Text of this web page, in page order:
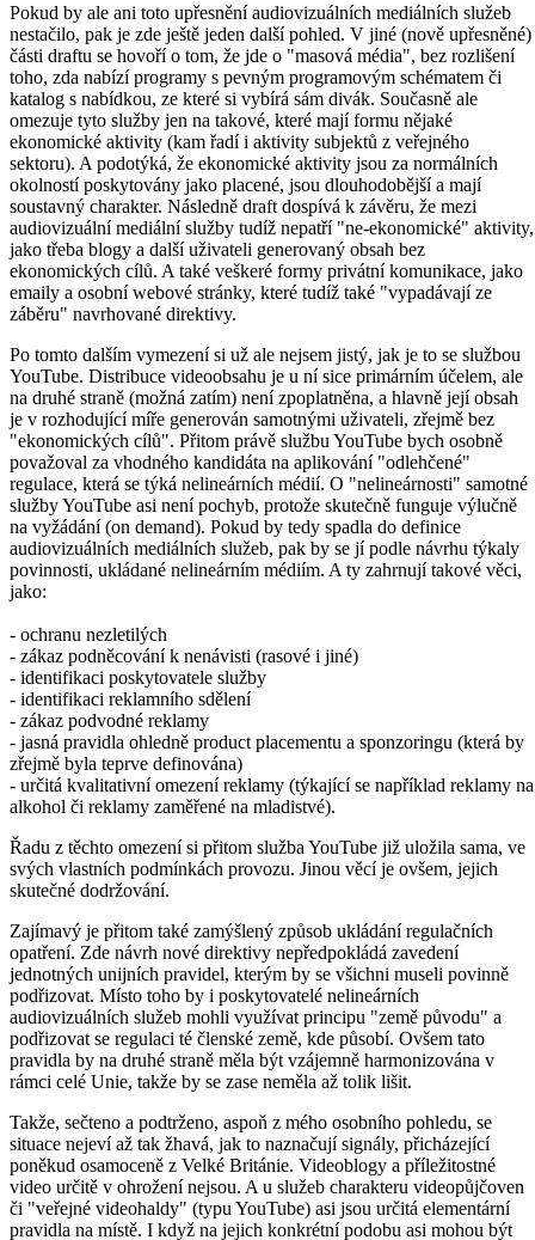
Pokud by ale ani toto upřesnění audiovizuálních mediálních služeb
nestačilo, pak je zde ještě jeden další pohled. V jiné (nově upřesněné)
části draftu se hovoří o tom, že jde o "masová média", bez rozlišení
toho, zda nabízí programy s pevným programovým schématem či
katalog s nabídkou, ze které si vybírá sám divák. Současně ale
omezuje tyto služby jen na takové, které mají formu nějaké
ekonomické aktivity (kam řadí i aktivity subjektů z veřejného
sektoru). A podotýká, že ekonomické aktivity jsou za normálních
okolností poskytovány jako placené, jsou dlouhodobější a mají
soustavný charakter. Následně draft dospívá k závěru, že mezi
audiovizuální mediální služby tudíž nepatří "ne-ekonomické" aktivity,
jako třeba blogy a další uživateli generovaný obsah bez
ekonomických cílů. A také veškeré formy privátní komunikace, jako
emaily a osobní webové stránky, které tudíž také "vypadávají ze
záběru" navrhované direktivy.
Po tomto dalším vymezení si už ale nejsem jistý, jak je to se službou
YouTube. Distribuce videoobsahu je u ní sice primárním účelem, ale
na druhé straně (možná zatím) není zpoplatněna, a hlavně její obsah
je v rozhodující míře generován samotnými uživateli, zřejmě bez
"ekonomických cílů". Přitom právě službu YouTube bych osobně
považoval za vhodného kandidáta na aplikování "odlehčené"
regulace, která se týká nelineárních médií. O "nelineárnosti" samotné
služby YouTube asi není pochyb, protože skutečně funguje výlučně
na vyžádání (on demand). Pokud by tedy spadla do definice
audiovizuálních mediálních služeb, pak by se jí podle návrhu týkaly
povinnosti, ukládané nelineárním médiím. A ty zahrnují takové věci,
jako:
- ochranu nezletilých
- zákaz podněcování k nenávisti (rasové i jiné)
- identifikaci poskytovatele služby
- identifikaci reklamního sdělení
- zákaz podvodné reklamy
- jasná pravidla ohledně product placementu a sponzoringu (která by
zřejmě byla teprve definována)
- určitá kvalitativní omezení reklamy (týkající se například reklamy na
alkohol či reklamy zaměřené na mladistvé).
Řadu z těchto omezení si přitom služba YouTube již uložila sama, ve
svých vlastních podmínkách provozu. Jinou věcí je ovšem, jejich
skutečné dodržování.
Zajímavý je přitom také zamýšlený způsob ukládání regulačních
opatření. Zde návrh nové direktivy nepředpokládá zavedení
jednotných unijních pravidel, kterým by se všichni museli povinně
podřizovat. Místo toho by i poskytovatelé nelineárních
audiovizuálních služeb mohli využívat principu "země původu" a
podřizovat se regulaci té členské země, kde působí. Ovšem tato
pravidla by na druhé straně měla být vzájemně harmonizována v
rámci celé Unie, takže by se zase neměla až tolik lišit.
Takže, sečteno a podtrženo, aspoň z mého osobního pohledu, se
situace nejeví až tak žhavá, jak to naznačují signály, přicházející
poněkud osamoceně z Velké Británie. Videoblogy a příležitostné
video určitě v ohrožení nejsou. A u služeb charakteru videopůjčoven
či "veřejné videohaldy" (typu YouTube) asi jsou určitá elementární
pravidla na místě. I když na jejich konkrétní podobu asi mohou být